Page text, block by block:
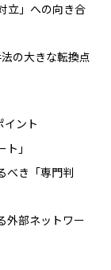
立」への向き合
の大きな転換点
ント
」
べき「専門判
外部ネットワー